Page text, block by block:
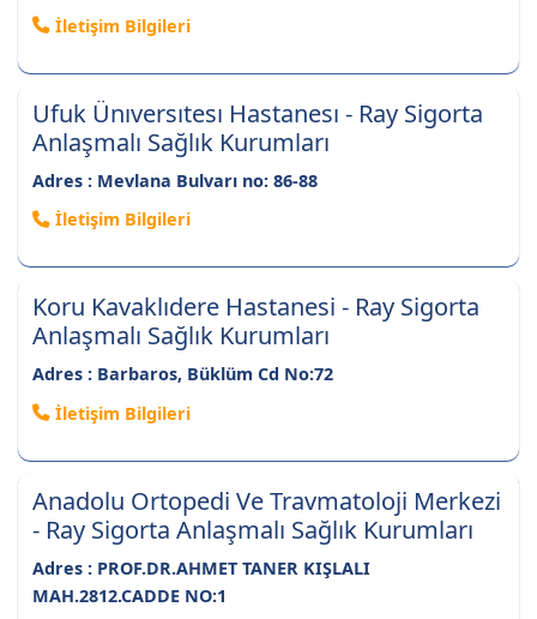
İletişim Bilgileri
Ufuk Ünıversıtesı Hastanesı - Ray Sigorta
Anlaşmalı Sağlık Kurumları
Adres : Mevlana Bulvarı no: 86-88
İletişim Bilgileri
Koru Kavaklıdere Hastanesi - Ray Sigorta
Anlaşmalı Sağlık Kurumları
Adres : Barbaros, Büklüm Cd No:72
İletişim Bilgileri
Anadolu Ortopedi Ve Travmatoloji Merkezi
- Ray Sigorta Anlaşmalı Sağlık Kurumları
Adres : PROF.DR.AHMET TANER KIŞLALI
MAH.2812.CADDE NO:1